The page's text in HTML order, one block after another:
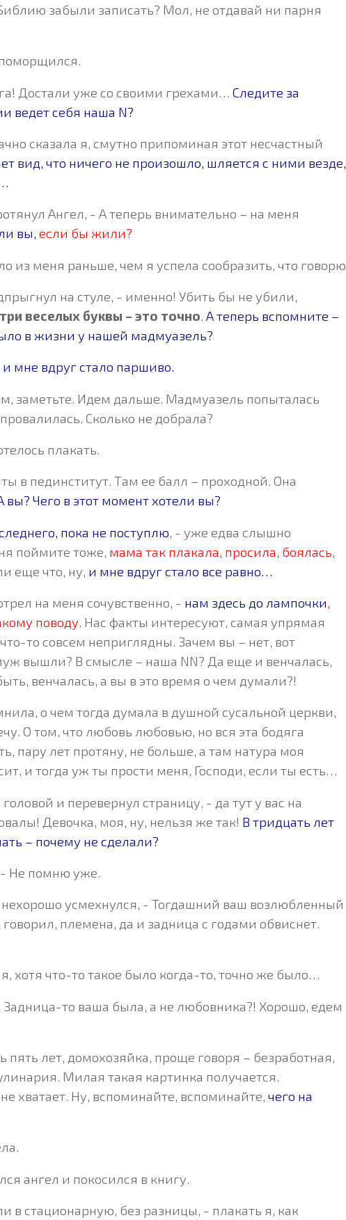
забыли записать? Мол, не отдавай ни парня
Достали уже со своими грехами… Следите за
ведет себя наша N?
сказала я, смутно припоминая этот несчастный
вид, что ничего не произошло, шляется с ними везде,
Ангел, - А теперь внимательно – на меня
вы, если бы жили?
из меня раньше, чем я успела сообразить, что говорю.
на стуле, - именно! Убить бы не убили,
веселых буквы – это точно. А теперь вспомните –
в жизни у нашей мадмуазель?
мне вдруг стало паршиво.
заметьте. Идем дальше. Мадмуазель попыталась
Сколько не добрала?
плакать.
в пединститут. Там ее балл – проходной. Она
вы? Чего в этот момент хотели вы?
пока не поступлю , - уже едва слышно
поймите тоже, мама так плакала, просила, боялась,
еще что, ну, и мне вдруг стало все равно…
на меня сочувственно, - нам здесь до лампочки,
поводу. Нас факты интересуют, самая упрямая
то совсем неприглядны. Зачем вы – нет, вот
вышли? В смысле – наша NN? Да еще и венчалась,
венчалась, а вы в это время о чем думали?!
о чем тогда думала в душной сусальной церкви,
О том, что любовь любовью, но вся эта бодяга
пару лет протяну, не больше, а там натура моя
и тогда уж ты прости меня, Господи, если ты есть…
и перевернул страницу, - да тут у вас на
Девочка, моя, ну, нельзя же так! В тридцать лет
– почему не сделали?
Не помню уже.
усмехнулся, - Тогдашний ваш возлюбленный
племена, да и задница с годами обвиснет.
хотя что-то такое было когда-то, точно же было…
то ваша была, а не любовника?! Хорошо, едем
пять лет, домохозяйка, проще говоря – безработная,
Милая такая картинка получается.
хватает. Ну, вспоминайте, вспоминайте, чего на
ангел и покосился в книгу.
стационарную, без разницы, - плакать я, как